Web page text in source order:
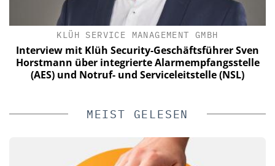
KLÜH SERVICE MANAGEMENT GMBH
Interview mit Klüh Security-Geschäftsführer Sven
Horstmann über integrierte Alarmempfangsstelle
(AES) und Notruf- und Serviceleitstelle (NSL)
MEIST GELESEN